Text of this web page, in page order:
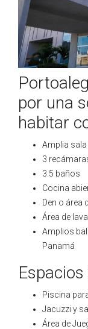
por una
habitar
Amplia
3
3.5 baños
Cocina
Den o área
Área de
Amplios
Panamá
Piscina
Jacuzzi y
Área de